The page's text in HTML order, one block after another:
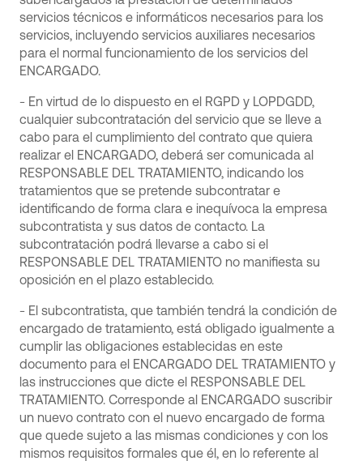
servicios técnicos e informáticos necesarios para los
servicios, incluyendo servicios auxiliares necesarios
para el normal funcionamiento de los servicios del
ENCARGADO.
- En virtud de lo dispuesto en el RGPD y LOPDGDD,
cualquier subcontratación del servicio que se lleve a
cabo para el cumplimiento del contrato que quiera
realizar el ENCARGADO, deberá ser comunicada al
RESPONSABLE DEL TRATAMIENTO, indicando los
tratamientos que se pretende subcontratar e
identificando de forma clara e inequívoca la empresa
subcontratista y sus datos de contacto. La
subcontratación podrá llevarse a cabo si el
RESPONSABLE DEL TRATAMIENTO no manifiesta su
oposición en el plazo establecido.
- El subcontratista, que también tendrá la condición de
encargado de tratamiento, está obligado igualmente a
cumplir las obligaciones establecidas en este
documento para el ENCARGADO DEL TRATAMIENTO y
las instrucciones que dicte el RESPONSABLE DEL
TRATAMIENTO. Corresponde al ENCARGADO suscribir
un nuevo contrato con el nuevo encargado de forma
que quede sujeto a las mismas condiciones y con los
mismos requisitos formales que él, en lo referente al